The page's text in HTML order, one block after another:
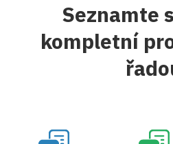
Seznamte
kompletní